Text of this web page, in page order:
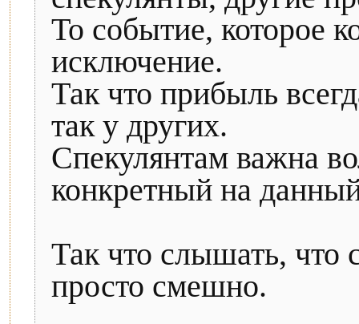
То событие, которое
исключение.
Так что прибыль
так у других.
Спекулянтам важна
конкретный на
Так что слышать, что
просто смешно.